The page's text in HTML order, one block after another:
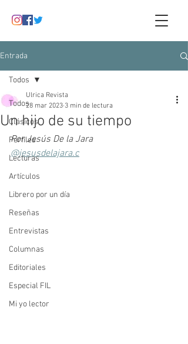
Entrada
Todos
Clásicos
Perfiles
Lecturas
Artículos
Librero por un día
Reseñas
Entrevistas
Columnas
Editoriales
Especial FIL
Mi yo lector
Todos
Un hijo de su tiempo
Ulrica Revista
28 mar 2023 3 min de lectura
Por Jesús De la Jara
@jesusdelajara.c